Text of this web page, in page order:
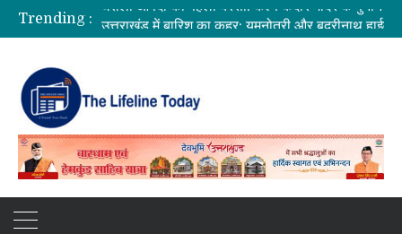
Trending :
उत्तराखंड में बारिश का कहर: यमुनोत्री और बदरीनाथ हाईवे पर भूस्खलन, कई मार्ग बंद; श्रद्धालु और यात्री फंसे
सीएम धामी ने दिए हाई अलर्ट के निर्देश, भारी वर्षा के मद्देनज़र सभी एजेंसियां रहें चौकन्नी